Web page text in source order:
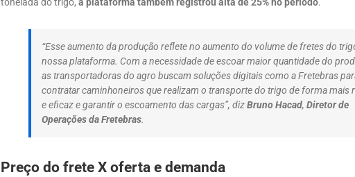
tonelada do trigo, a plataforma também registrou alta de 25% no período.
“Esse aumento da produção reflete no aumento do volume de fretes do
nossa plataforma. Com a necessidade de escoar maior quantidade do
as transportadoras do agro buscam soluções digitais como a Fretebras
contratar caminhoneiros que realizam o transporte do trigo de forma mais
e eficaz e garantir o escoamento das cargas”, dizBruno Hacad, Diretor de
Operações da Fretebras.
Preço do frete X oferta e demanda